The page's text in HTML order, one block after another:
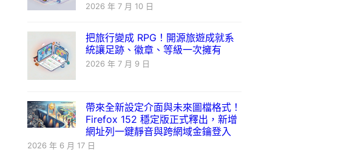
2026 年 7 月 10 日
把旅行變成 RPG！開源旅遊成就系
統讓足跡、徽章、等級一次擁有
2026 年 7 月 9 日
帶來全新設定介面與未來圖檔格式！
Firefox 152 穩定版正式釋出，新增
網址列一鍵靜音與跨網域金鑰登入
2026 年 6 月 17 日